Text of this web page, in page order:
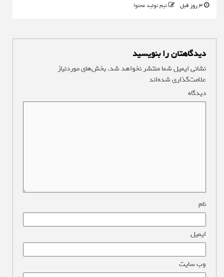
تیم تولید محتوا
دیدگاهتان را بنویسید
نشانی ایمیل شما منتشر نخواهد شد.بخش‌های موردنیاز
علامت‌گذاری شده‌اند
دیدگاه
نام
ایمیل
وب‌ سایت